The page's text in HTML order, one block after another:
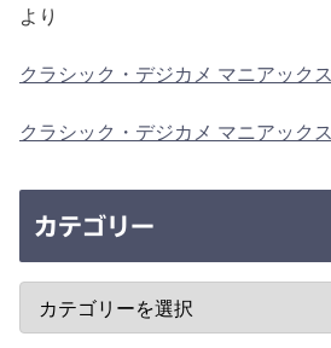
より
クラシック・デジカメ マニアックス
クラシック・デジカメ マニアックス
カテゴリー